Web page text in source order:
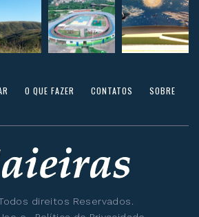
O QUE FAZER CONTATOS SOBRE
direitos Reservados.